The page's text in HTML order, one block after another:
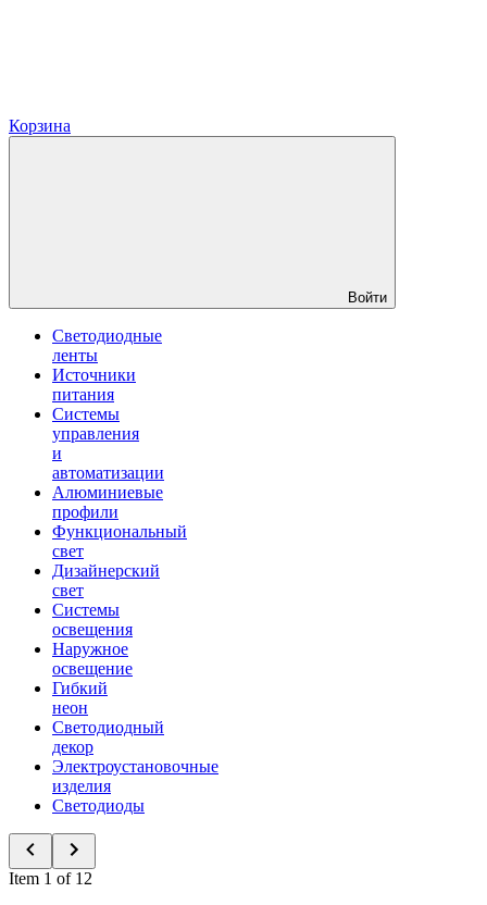
Корзина
Войти
Светодиодные
ленты
Источники
питания
Системы
управления
и
автоматизации
Алюминиевые
профили
Функциональный
свет
Дизайнерский
свет
Системы
освещения
Наружное
освещение
Гибкий
неон
Светодиодный
декор
Электроустановочные
изделия
Светодиоды
Item 1 of 12